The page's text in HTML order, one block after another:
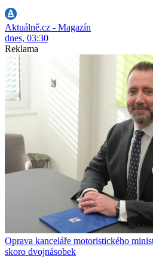
Aktuálně.cz - Magazín
dnes, 03:30
Reklama
Oprava kanceláře motoristického
skoro dvojnásobek